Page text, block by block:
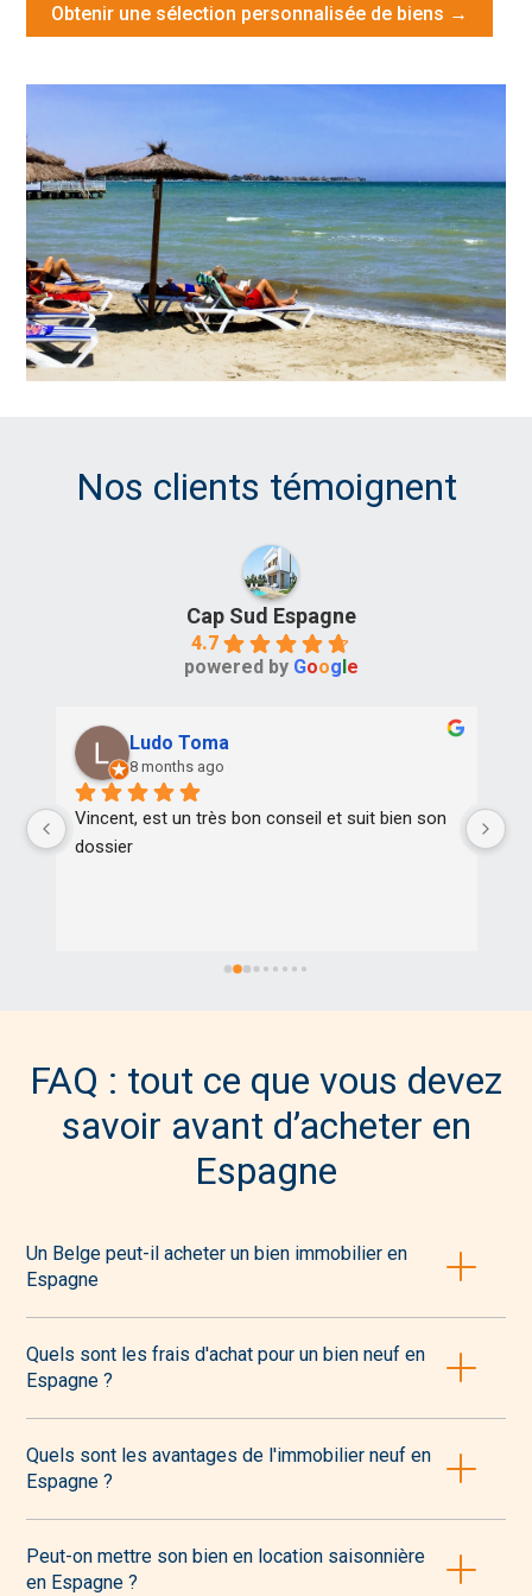
Obtenir une sélection personnalisée de biens →
Nos clients témoignent
Cap Sud Espagne
4.7
powered by Google
Ludo Toma
8 months ago
Vincent, est un très bon conseil et suit bien son
dossier
FAQ : tout ce que vous devez
savoir avant d’acheter en
Espagne
Un Belge peut-il acheter un bien immobilier en
Espagne
Espagne sans restriction. Il faut obtenir un NIE
(numéro d’identification étranger), ouvrir un compte
toutes ces démarches pour vous, dans votre langue.
Quels sont les frais d'achat pour un bien neuf en
Espagne ?
du prix), l’AJD (1,5% sur Costa Blanca, 2% sur Costa
Cálida), les frais de notaire et d’enregistrement (entre
13% du prix d’achat en frais supplémentaires.
Quels sont les avantages de l'immobilier neuf en
Espagne ?
décennale, des performances énergétiques
supérieures (isolation phonique et thermique), un
Peut-on mettre son bien en location saisonnière
en Espagne ?